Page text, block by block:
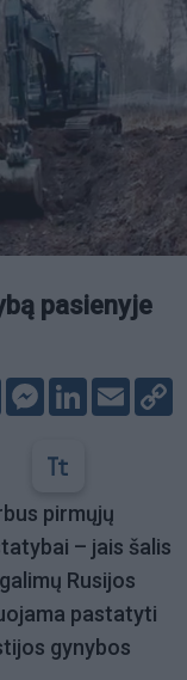
pasienyje
FacebookMessenger
LinkedIn
Email
pirmųjų
– jais šalis
Rusijos
pastatyti
gynybos